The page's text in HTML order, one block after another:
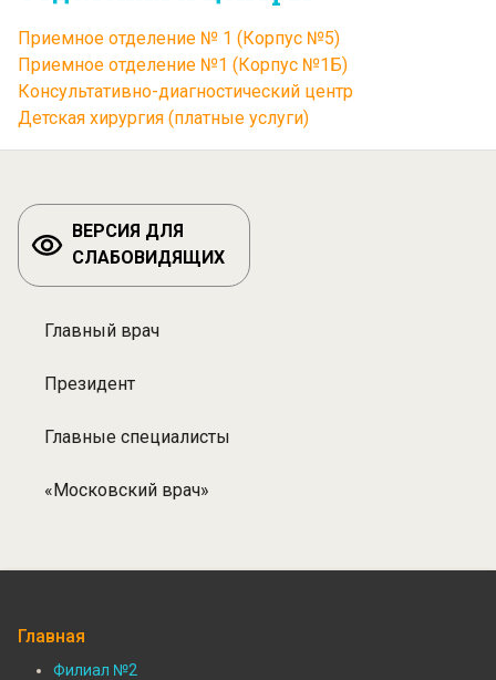
Приемное отделение № 1 (Корпус №5)
Приемное отделение №1 (Корпус №1Б)
Консультативно-диагностический центр
Детская хирургия (платные услуги)
ВЕРСИЯ ДЛЯ
СЛАБОВИДЯЩИХ
Разделы:
Специалисты
Главный врач
Президент
Главные специалисты
«Московский врач»
Главная
Филиал №2